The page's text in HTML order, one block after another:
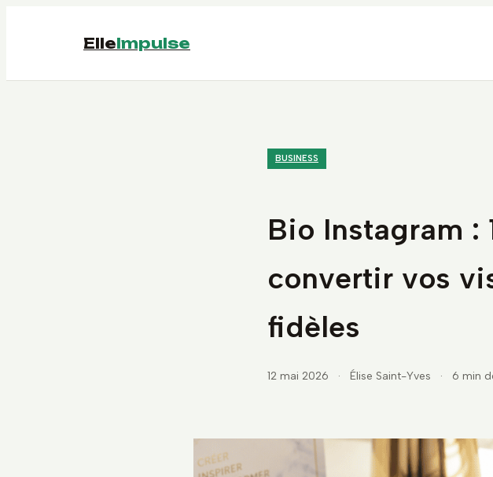
ElleImpulse
BUSINESS
Bio Instagram :
convertir vos
fidèles
12 mai 2026 · Élise Saint-Yves · 6 min